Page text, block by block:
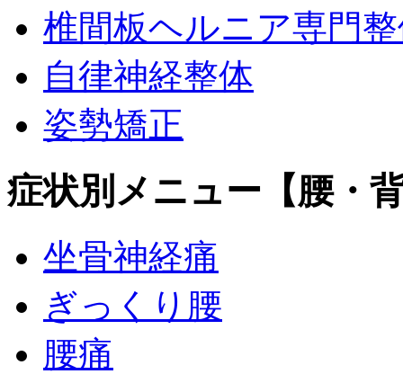
椎間板ヘルニア専門
自律神経整体
姿勢矯正
症状別メニュー【腰・
坐骨神経痛
ぎっくり腰
腰痛